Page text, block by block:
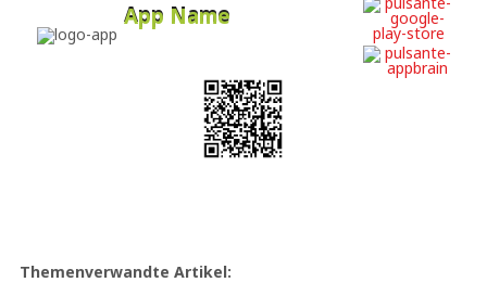
App Name
Themenverwandte Artikel: